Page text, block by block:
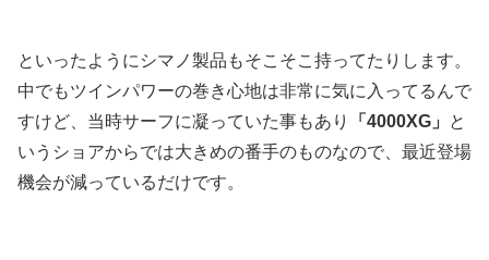
といったようにシマノ製品もそこそこ持ってたりします。
中でもツインパワーの巻き心地は非常に気に入ってるんで
すけど、当時サーフに凝っていた事もあり
「4000XG」
と
いうショアからでは大きめの番手のものなので、最近登場
機会が減っているだけです。